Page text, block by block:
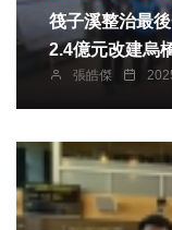
筏子溪整治最後一哩路 立委楊瓊
2.4億元改建烏
張皓傑